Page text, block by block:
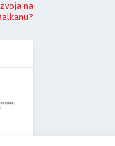
na